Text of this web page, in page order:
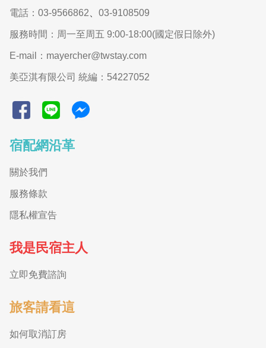
電話：03-9566862 03-9108509
服務時間：周一至周五 9:00-18:00(國定假日除外)
E-mail：mayercher@twstay.com
美亞淇有限公司 統編：54227052
宿配網沿革
關於我們
服務條款
隱私權宣告
我是民宿主人
立即免費諮詢
旅客請看這
如何取消訂房